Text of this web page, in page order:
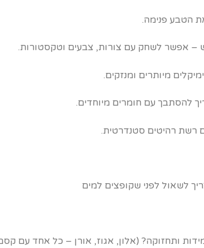
הטבע פנימה.
– אפשר לשחק עם צורות, צבעים וטקסטורות.
מיותרים ומנזקים.
להסתבך עם חומרים מיוחדים.
רשת רהיטים סטנדרטית.
ותחזוקה? (אלון, אגוז, אורן – כל אחד עם